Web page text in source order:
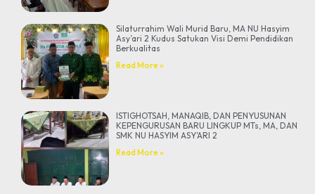
Silaturrahim Wali Murid Baru, MA NU Hasyim
Asy’ari 2 Kudus Satukan Visi Demi Pendidikan
Berkualitas
Read More »
ISTIGHOTSAH, MANAQIB, DAN PENYUSUNAN
KEPENGURUSAN BARU LINGKUP MTs, MA, DAN
SMK NU HASYIM ASY’ARI 2
Read More »